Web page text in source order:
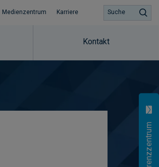
Medienzentrum Karriere
Kontakt
Suche